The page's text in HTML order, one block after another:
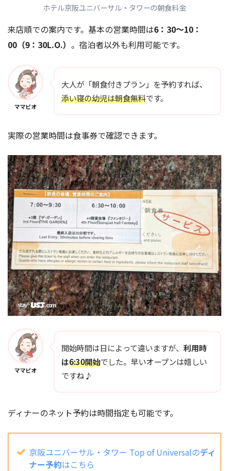
ホテル京阪ユニバーサル・タワーの朝食料金
来店順での案内です。基本の営業時間は6：30～10：
00（9：30L.O.） 。宿泊者以外も利用可能です。
ママピオ
大人が「朝食付きプラン」を予約すれば、
添い寝の幼児は朝食無料です。
実際の営業時間は食事券で確認できます。
ママピオ
開始時間は日によって違いますが、 利用時
は6:30開始でした。早いオープンは嬉しい
ですね♪
ディナーのネット予約は時間指定も可能です。
京阪ユニバーサル・タワー Top of Universalのディ
ナー予約はこちら